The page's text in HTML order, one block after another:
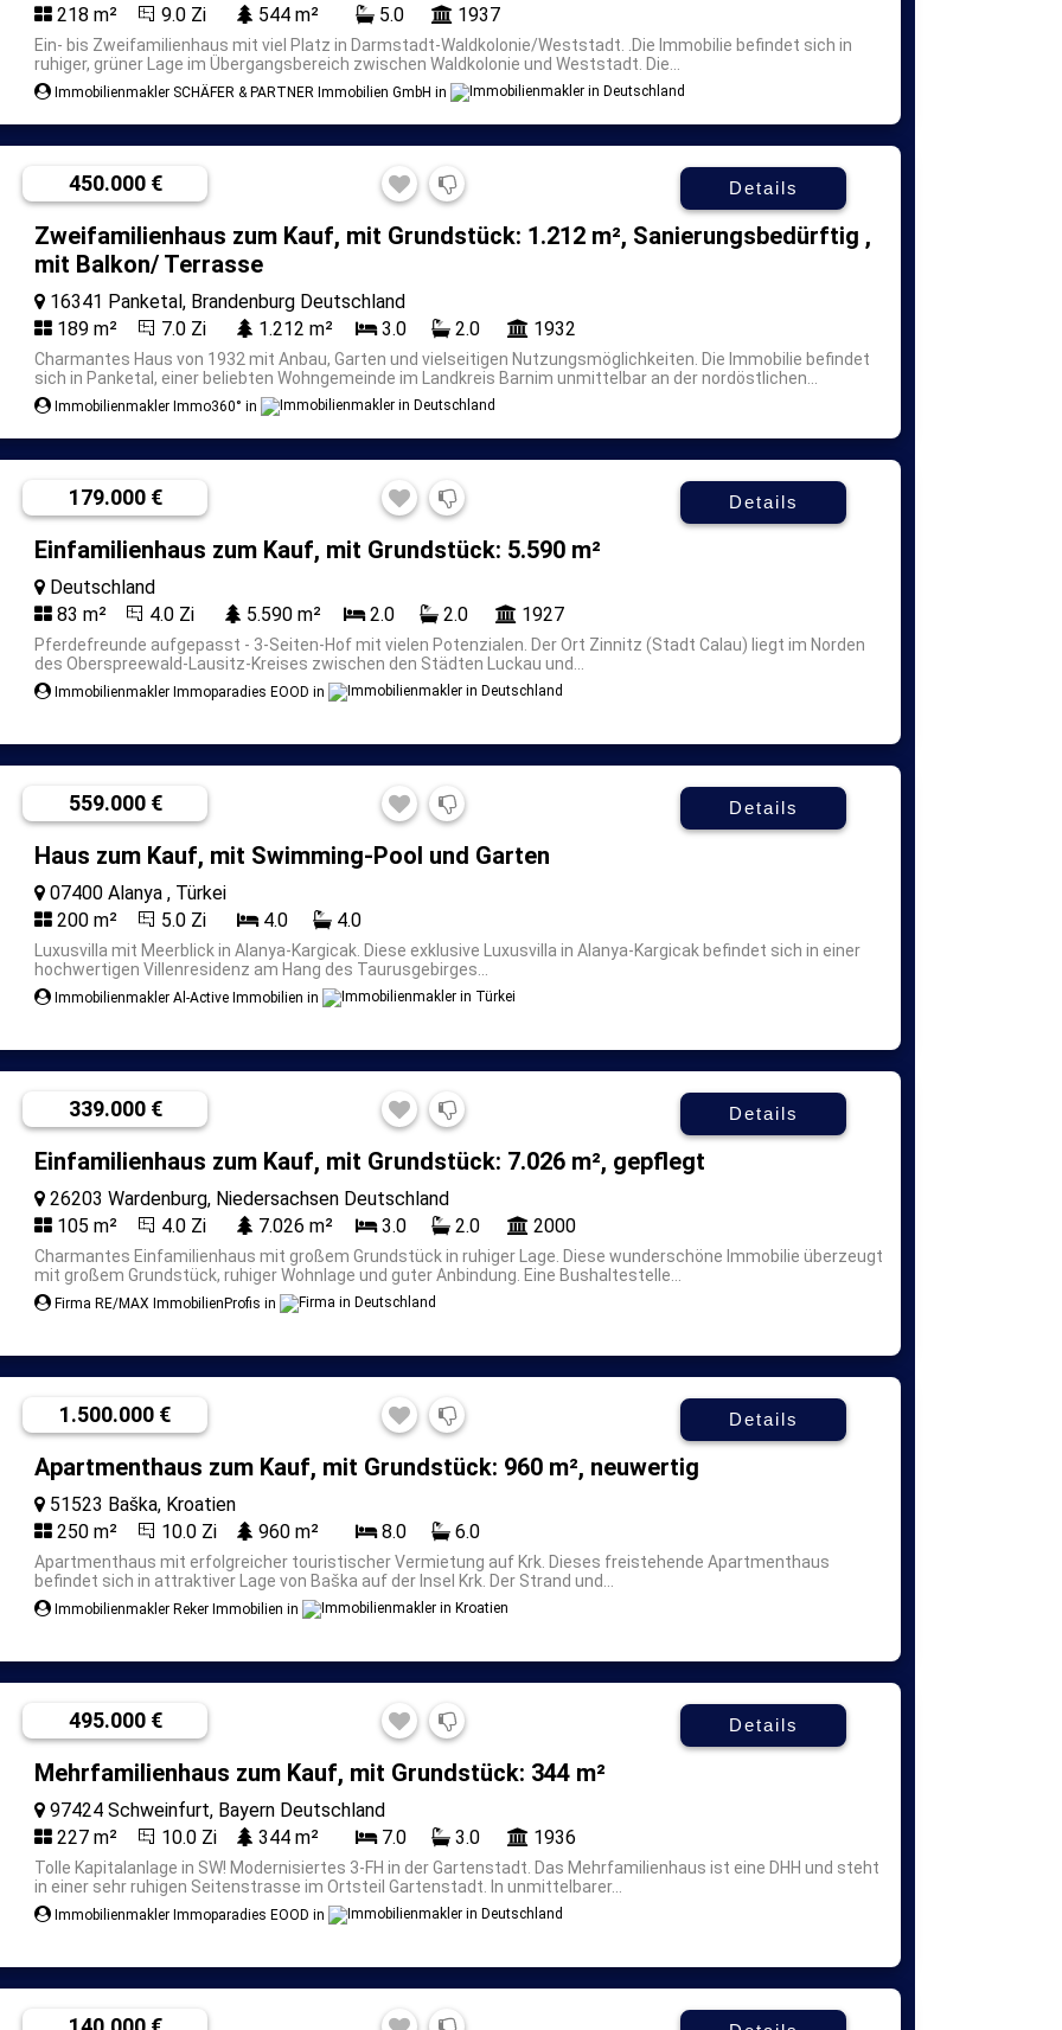
218 m²
9.0 Zi 544 m² 5.0 1937
Ein- bis Zweifamilienhaus mit viel Platz in Darmstadt-Waldkolonie/Weststadt.
.Die Immobilie befindet sich in
ruhiger, grüner Lage im Übergangsbereich zwischen Waldkolonie und Weststadt. Die...
Immobilienmakler SCHÄFER & PARTNER Immobilien GmbH in
450.000 € Details
Zweifamilienhaus zum Kauf, mit Grundstück: 1.212 m², Sanierungsbedürftig ,
mit Balkon/ Terrasse
16341 Panketal, Brandenburg Deutschland
189 m²
7.0 Zi 1.212 m² 3.0 2.0 1932
Charmantes Haus von 1932 mit Anbau, Garten und vielseitigen Nutzungsmöglichkeiten. Die Immobilie befindet
sich in Panketal, einer beliebten Wohngemeinde im Landkreis Barnim unmittelbar an der nordöstlichen...
Immobilienmakler Immo360° in
179.000 € Details
Einfamilienhaus zum Kauf, mit Grundstück: 5.590 m²
Deutschland
83 m²
4.0 Zi 5.590 m² 2.0 2.0 1927
Pferdefreunde aufgepasst - 3-Seiten-Hof mit vielen Potenzialen. Der Ort Zinnitz (Stadt Calau) liegt im Norden
des Oberspreewald-Lausitz-Kreises zwischen den Städten Luckau und...
Immobilienmakler Immoparadies EOOD in
559.000 € Details
Haus zum Kauf, mit Swimming-Pool und Garten
07400 Alanya , Türkei
200 m²
5.0 Zi 4.0 4.0
Luxusvilla mit Meerblick in Alanya-Kargicak. Diese exklusive Luxusvilla in Alanya-Kargicak befindet sich in einer
hochwertigen Villenresidenz am Hang des Taurusgebirges...
Immobilienmakler Al-Active Immobilien in
339.000 € Details
Einfamilienhaus zum Kauf, mit Grundstück: 7.026 m², gepflegt
26203 Wardenburg, Niedersachsen Deutschland
105 m²
4.0 Zi 7.026 m² 3.0 2.0 2000
Charmantes Einfamilienhaus mit großem Grundstück in ruhiger Lage. Diese wunderschöne Immobilie überzeugt
mit großem Grundstück, ruhiger Wohnlage und guter Anbindung. Eine Bushaltestelle...
Firma RE/MAX ImmobilienProfis in
1.500.000 € Details
Apartmenthaus zum Kauf, mit Grundstück: 960 m², neuwertig
51523 Baška, Kroatien
250 m²
10.0 Zi 960 m² 8.0 6.0
Apartmenthaus mit erfolgreicher touristischer Vermietung auf Krk. Dieses freistehende Apartmenthaus
befindet sich in attraktiver Lage von Baška auf der Insel Krk. Der Strand und...
Immobilienmakler Reker Immobilien in
495.000 € Details
Mehrfamilienhaus zum Kauf, mit Grundstück: 344 m²
97424 Schweinfurt, Bayern Deutschland
227 m²
10.0 Zi 344 m² 7.0 3.0 1936
Tolle Kapitalanlage in SW! Modernisiertes 3-FH in der Gartenstadt. Das Mehrfamilienhaus ist eine DHH und steht
in einer sehr ruhigen Seitenstrasse im Ortsteil Gartenstadt. In unmittelbarer...
Immobilienmakler Immoparadies EOOD in